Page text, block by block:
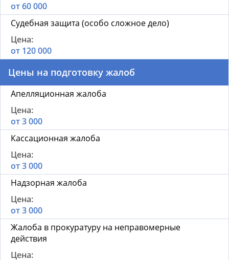
от 60 000
Судебная защита (особо сложное дело)
от 120 000
Цены на подготовку жалоб
Апелляционная жалоба
от 3 000
Кассационная жалоба
от 3 000
Надзорная жалоба
от 3 000
Жалоба в прокуратуру на неправомерные
действия